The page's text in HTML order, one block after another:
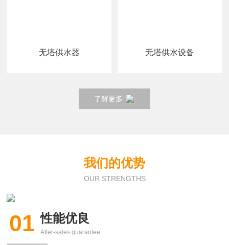
无塔供水器 无塔供水设备
了解更多
我们的优势
OUR STRENGTHS
01 性能优良
After-sales guarantee